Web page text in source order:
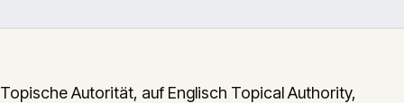
Get in touch
Topische Autorität, auf Englisch Topical Authority,